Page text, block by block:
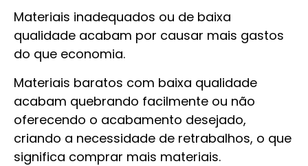
Materiais inadequados ou de baixa
qualidade acabam por causar mais gastos
do que economia.
Materiais baratos com baixa qualidade
acabam quebrando facilmente ou não
oferecendo o acabamento desejado,
criando a necessidade de retrabalhos, o que
significa comprar mais materiais.